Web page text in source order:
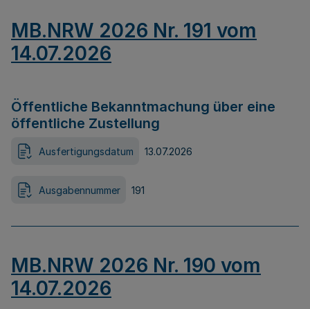
MB.NRW 2026 Nr. 191 vom
14.07.2026
Öffentliche Bekanntmachung über eine
öffentliche Zustellung
Ausfertigungsdatum 13.07.2026
Ausgabennummer 191
MB.NRW 2026 Nr. 190 vom
14.07.2026